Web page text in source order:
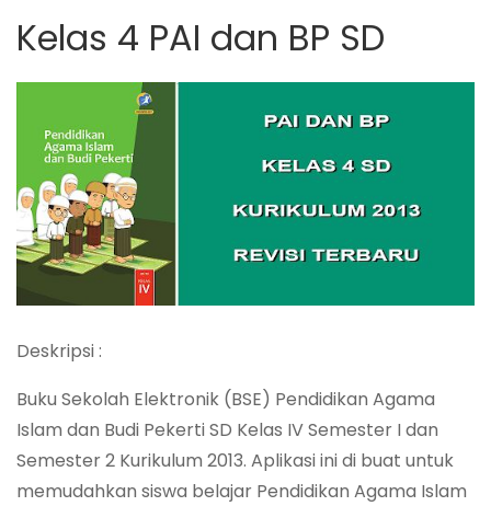
Kelas 4 PAI dan BP SD
Deskripsi :
Buku Sekolah Elektronik (BSE) Pendidikan Agama
Islam dan Budi Pekerti SD Kelas IV Semester I dan
Semester 2 Kurikulum 2013. Aplikasi ini di buat untuk
memudahkan siswa belajar Pendidikan Agama Islam